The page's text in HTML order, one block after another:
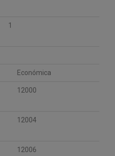
1
Económica
12000
12004
12006